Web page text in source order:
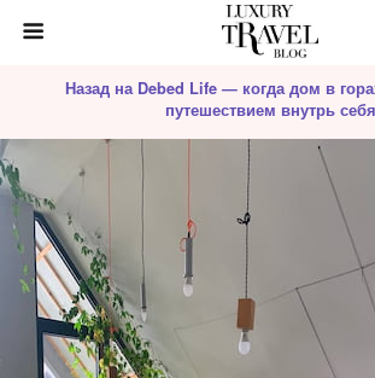
Назад на Debed Life — когда дом в
путешествием внутрь себя